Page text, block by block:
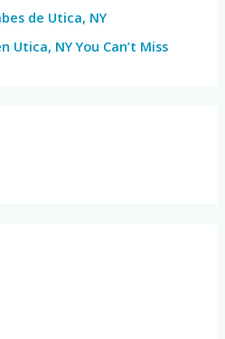
de Utica, NY
NY You Can’t Miss